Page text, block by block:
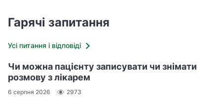
Гарячі запитання
Усі питання і відповіді
Чи можна пацієнту записувати чи знімати
розмову з лікарем
6 серпня 2026 2973